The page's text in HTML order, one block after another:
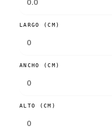
LARGO (CM)
ANCHO (CM)
ALTO (CM)